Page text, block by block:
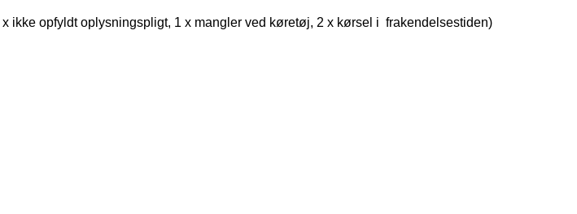
ikke opfyldt oplysningspligt, 1 x mangler ved køretøj, 2 x kørsel i frakendelsestiden)